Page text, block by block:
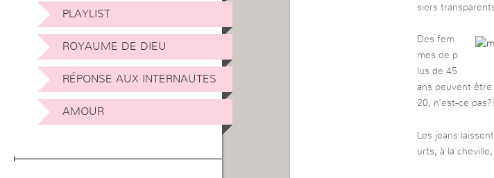
PLAYLIST
ROYAUME DE DIEU
RÉPONSE AUX INTERNAUTES
AMOUR
siers
Des fem
mes de p
lus de 45
ans peuvent être
20, n’est-ce pas?!
Les jeans
urts, à la